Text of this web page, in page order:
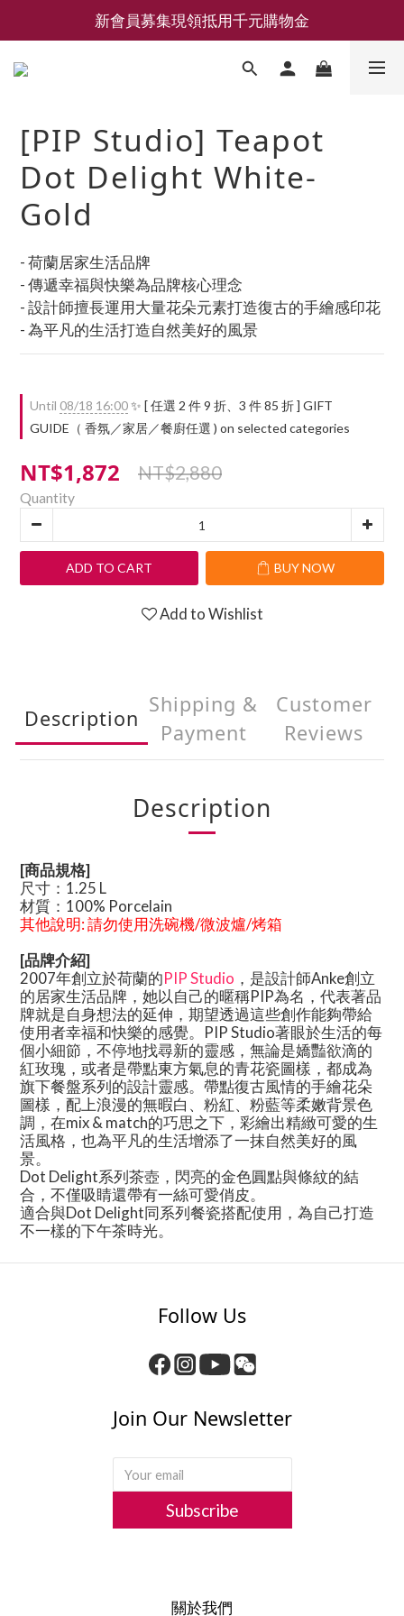
新會員募集現領抵用千元購物金
新會員募集現領抵用千元購物金
LEMAIRE 經典可頌包 NEW ARRIVAL
新會員募集現領抵用千元購物金
[PIP Studio] Teapot
Dot Delight White-
Gold
- 荷蘭居家生活品牌
- 傳遞幸福與快樂為品牌核心理念
- 設計師擅長運用大量花朵元素打造復古的手繪感印花
- 為平凡的生活打造自然美好的風景
Until 08/18 16:00✨ [ 任選 2 件 9 折、3 件 85 折 ] GIFT
GUIDE（ 香氛／家居／餐廚任選 ) on selected categories
NT$1,872 NT$2,880
Quantity
ADD TO CART BUY NOW
Add to Wishlist
Description
Shipping &
Payment
Customer
Reviews
Description
[商品規格]
尺寸：1.25 L
材質： 100% Porcelain
其他說明:請勿使用洗碗機/微波爐/烤箱
[品牌介紹]
2007年創立於荷蘭的PIP Studio ，是設計師Anke創立
的居家生活品牌，她以自己的暱稱PIP為名，代表著品
牌就是自身想法的延伸，期望透過這些創作能夠帶給
使用者幸福和快樂的感覺。 PIP Studio著眼於生活的每
個小細節，不停地找尋新的靈感，無論是嬌豔欲滴的
紅玫瑰，或者是帶點東方氣息的青花瓷圖樣，都成為
旗下餐盤系列的設計靈感。帶點復古風情的手繪花朵
圖樣，配上浪漫的無暇白、粉紅、粉藍等柔嫩背景色
調，在mix & match的巧思之下，彩繪出精緻可愛的生
活風格，也為平凡的生活增添了一抹自然美好的風
景。
Dot Delight系列茶壺，閃亮的金色圓點與條紋的結
合，不僅吸睛還帶有一絲可愛俏皮。
適合與Dot Delight同系列餐瓷搭配使用，為自己打造
不一樣的下午茶時光。
Follow Us
Join Our Newsletter
Subscribe
關於我們